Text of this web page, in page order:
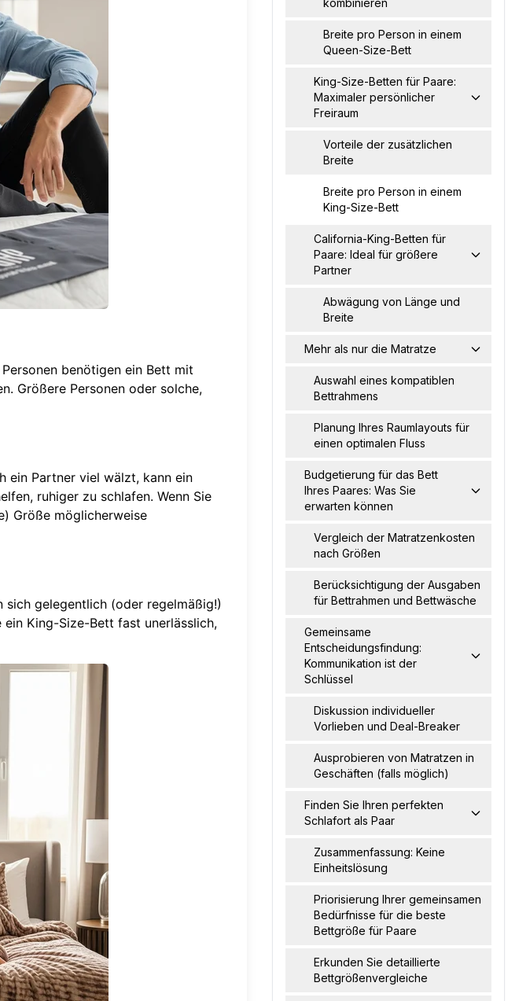
benötigen ein Bett mit
Größere Personen oder solche,
ein Partner viel wälzt, kann ein
ruhiger zu schlafen. Wenn Sie
Größe möglicherweise
sich gelegentlich (oder regelmäßig!)
King-Size-Bett fast unerlässlich,
kombinieren
Breite pro Person in einem
Queen-Size-Bett
King-Size-Betten für Paare:
Maximaler persönlicher
Freiraum
Vorteile der zusätzlichen
Breite
Breite pro Person in einem
King-Size-Bett
California-King-Betten für
Paare: Ideal für größere
Partner
Abwägung von Länge und
Breite
Mehr als nur die Matratze
Auswahl eines kompatiblen
Bettrahmens
Planung Ihres Raumlayouts für
einen optimalen Fluss
Budgetierung für das Bett
Ihres Paares: Was Sie
erwarten können
Vergleich der Matratzenkosten
nach Größen
Berücksichtigung der Ausgaben
für Bettrahmen und Bettwäsche
Gemeinsame
Entscheidungsfindung:
Kommunikation ist der
Schlüssel
Diskussion individueller
Vorlieben und Deal-Breaker
Ausprobieren von Matratzen in
Geschäften (falls möglich)
Finden Sie Ihren perfekten
Schlafort als Paar
Zusammenfassung: Keine
Einheitslösung
Priorisierung Ihrer gemeinsamen
Bedürfnisse für die beste
Bettgröße für Paare
Erkunden Sie detaillierte
Bettgrößenvergleiche